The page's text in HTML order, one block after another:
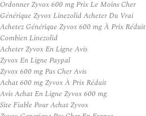
Ordonner Zyvox 600 mg Prix Le Moins Cher
Générique Zyvox Linezolid Acheter Du Vrai
Achetez Générique Zyvox 600 mg À Prix Réduit
Combien Linezolid
Acheter Zyvox En Ligne Avis
Zyvox En Ligne Paypal
Zyvox 600 mg Pas Cher Avis
Achat 600 mg Zyvox À Prix Réduit
Avis Achat En Ligne Zyvox 600 mg
Site Fiable Pour Achat Zyvox